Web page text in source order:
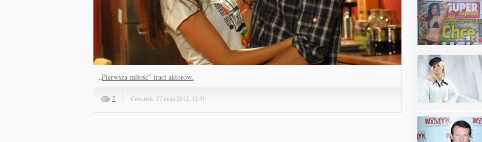
„Pierwsza miłość” traci aktorów.
7 Czwartek, 17 maja 2012, 12:30